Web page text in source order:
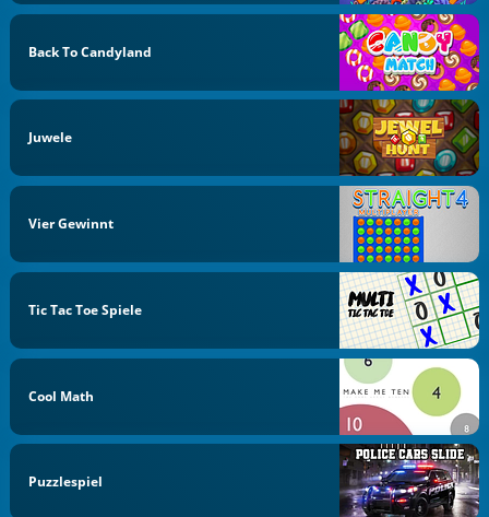
Back To Candyland
Juwele
Vier Gewinnt
Tic Tac Toe Spiele
Cool Math
Puzzlespiel